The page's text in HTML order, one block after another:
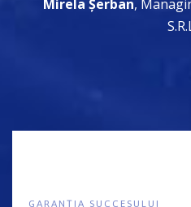
Mirela Șerban,
GARANȚIA SUCCESULUI